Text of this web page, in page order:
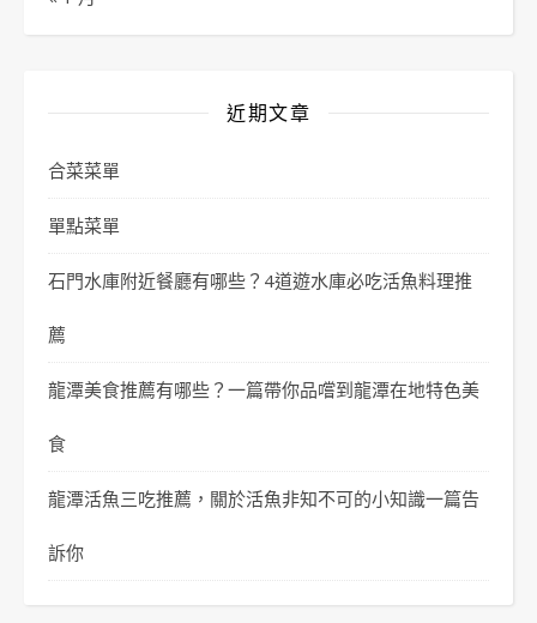
近期文章
合菜菜單
單點菜單
石門水庫附近餐廳有哪些？4道遊水庫必吃活魚料理推
薦
龍潭美食推薦有哪些？一篇帶你品嚐到龍潭在地特色美
食
龍潭活魚三吃推薦，關於活魚非知不可的小知識一篇告
訴你